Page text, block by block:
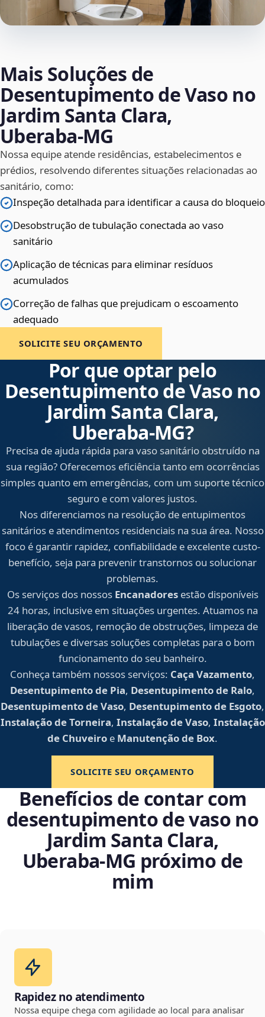
Mais Soluções de
Desentupimento de Vaso no
Jardim Santa Clara,
Uberaba‑MG
Nossa equipe atende residências, estabelecimentos e
prédios, resolvendo diferentes situações relacionadas ao
sanitário, como:
Inspeção detalhada para identificar a causa do bloqueio
Desobstrução de tubulação conectada ao vaso
sanitário
Aplicação de técnicas para eliminar resíduos
acumulados
Correção de falhas que prejudicam o escoamento
adequado
SOLICITE SEU ORÇAMENTO
Por que optar pelo
Desentupimento de Vaso no
Jardim Santa Clara,
Uberaba‑MG?
Precisa de ajuda rápida para vaso sanitário obstruído na
sua região? Oferecemos eficiência tanto em ocorrências
simples quanto em emergências, com um suporte técnico
seguro e com valores justos.
Nos diferenciamos na resolução de entupimentos
sanitários e atendimentos residenciais na sua área. Nosso
foco é garantir rapidez, confiabilidade e excelente custo-
benefício, seja para prevenir transtornos ou solucionar
problemas.
Os serviços dos nossos Encanadoresestão disponíveis
24 horas, inclusive em situações urgentes. Atuamos na
liberação de vasos, remoção de obstruções, limpeza de
tubulações e diversas soluções completas para o bom
funcionamento do seu banheiro.
Conheça também nossos serviços: Caça Vazamento,
Desentupimento de Pia, Desentupimento de Ralo,
Desentupimento de Vaso, Desentupimento de Esgoto,
Instalação de Torneira, Instalação de Vaso, Instalação
de Chuveiro e Manutenção de Box.
SOLICITE SEU ORÇAMENTO
Benefícios de contar com
desentupimento de vaso no
Jardim Santa Clara,
Uberaba‑MG próximo de
mim
Rapidez no atendimento
Nossa equipe chega com agilidade ao local para analisar